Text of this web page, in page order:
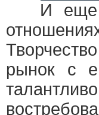
И еще
рынок с